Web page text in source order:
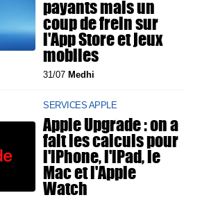
payants mais un
coup de frein sur
l'App Store et jeux
mobiles
31/07 Medhi
SERVICES APPLE
Apple Upgrade : on a
fait les calculs pour
l'iPhone, l'iPad, le
Mac et l'Apple
Watch